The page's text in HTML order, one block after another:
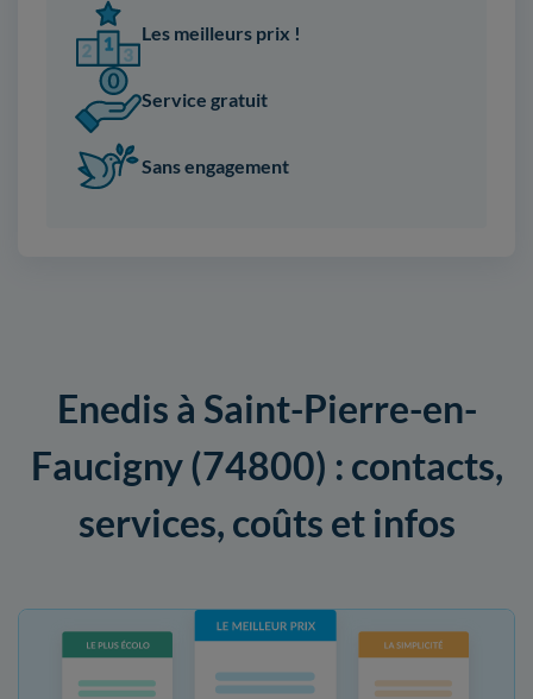
Les meilleurs prix !
Service gratuit
Sans engagement
Enedis à Saint-Pierre-en-
Faucigny (74800) : contacts,
services, coûts et infos